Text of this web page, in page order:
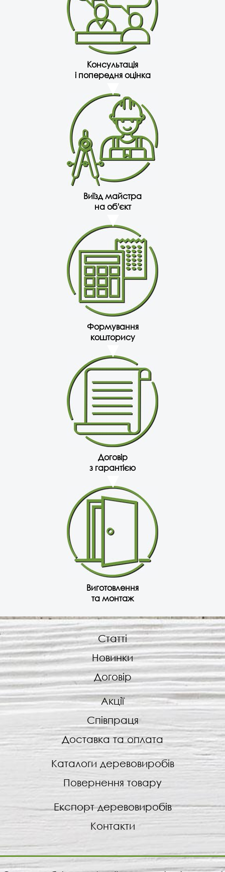
Консультація
і попередня оцінка
Виїзд майстра
на об'єкт
Формування
кошторису
Договір
з гарантією
Виготовлення
та монтаж
Статті
Новинки
Договір
Акції
Співпраця
Доставка та оплата
Каталоги деревовиробів
Повернення товару
Експорт деревовиробів
Контакти